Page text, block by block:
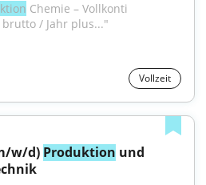
Chemie – Vollkonti
brutto / Jahr plus..."
Vollzeit
w/d) Produktion und